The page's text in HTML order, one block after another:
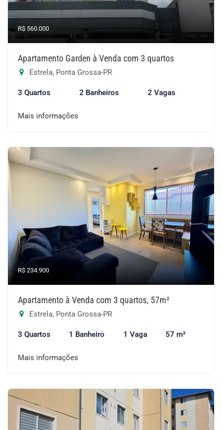
R$ 560.000
Apartamento Garden à Venda com 3 quartos
Estrela, Ponta Grossa-PR
3 Quartos 2 Banheiros 2 Vagas
Mais informações
R$ 234.900
Apartamento à Venda com 3 quartos, 57m²
Estrela, Ponta Grossa-PR
3 Quartos 1 Banheiro 1 Vaga 57 m²
Mais informações